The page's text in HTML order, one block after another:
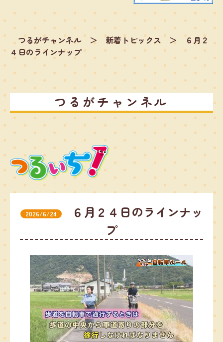
つるがチャンネル ＞ 新着トピックス ＞
６月２
４日のラインナップ
つるがチャンネル
2026/6/24
６月２４日のラインナッ
プ